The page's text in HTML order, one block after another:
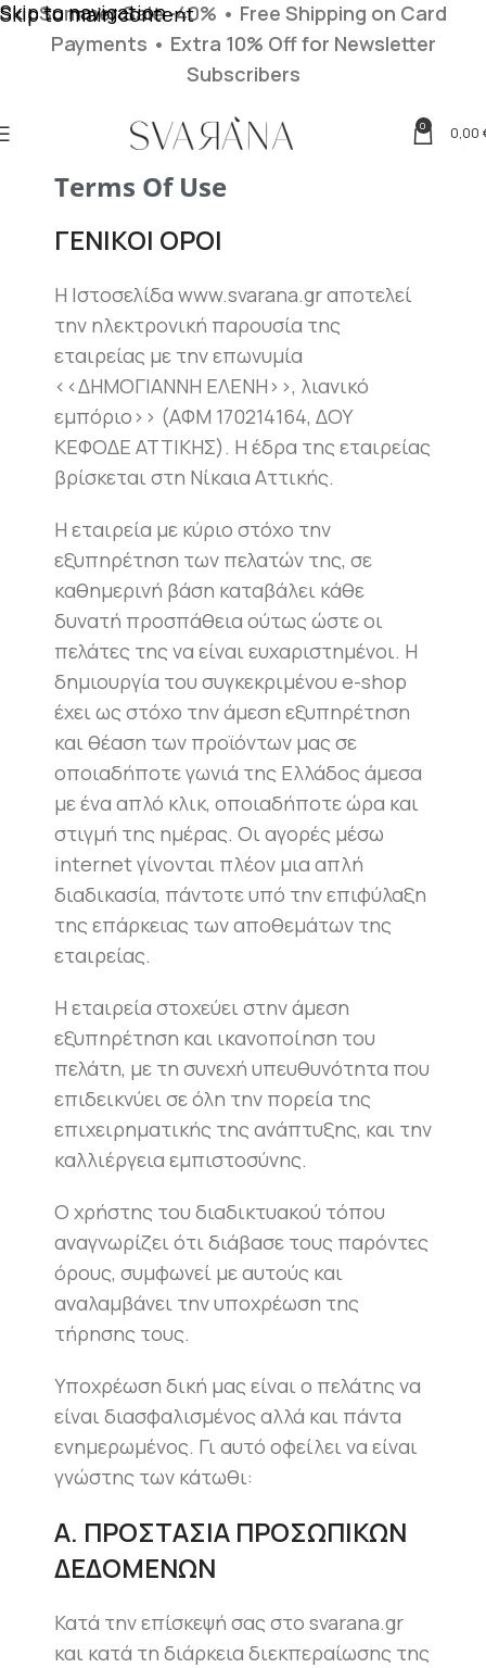
Skip to navigation
Skip to main content
0 0,00
Terms Of Use
ΓΕΝΙΚΟΙ ΟΡΟΙ
H Ιστοσελίδα www.svarana.gr αποτελεί
την ηλεκτρονική παρουσία της
εταιρείας με την επωνυμία
<<ΔΗΜΟΓΙΑΝΝΗ ΕΛΕΝΗ>>, λιανικό
εμπόριο>> (ΑΦΜ 170214164, ΔΟΥ
ΚΕΦΟΔΕ ΑΤΤΙΚΗΣ). Η έδρα της εταιρείας
βρίσκεται στη Νίκαια Αττικής.
Η εταιρεία με κύριο στόχο την
εξυπηρέτηση των πελατών της, σε
καθημερινή βάση καταβάλει κάθε
δυνατή προσπάθεια ούτως ώστε οι
πελάτες της να είναι ευχαριστημένοι. Η
δημιουργία του συγκεκριμένου e-shop
έχει ως στόχο την άμεση εξυπηρέτηση
και θέαση των προϊόντων μας σε
οποιαδήποτε γωνιά της Ελλάδος άμεσα
με ένα απλό κλικ, οποιαδήποτε ώρα και
στιγμή της ημέρας. Οι αγορές μέσω
internet γίνονται πλέον μια απλή
διαδικασία, πάντοτε υπό την επιφύλαξη
της επάρκειας των αποθεμάτων της
εταιρείας.
Η εταιρεία στοχεύει στην άμεση
εξυπηρέτηση και ικανοποίηση του
πελάτη, με τη συνεχή υπευθυνότητα που
επιδεικνύει σε όλη την πορεία της
επιχειρηματικής της ανάπτυξης, και την
καλλιέργεια εμπιστοσύνης.
Ο χρήστης του διαδικτυακού τόπου
αναγνωρίζει ότι διάβασε τους παρόντες
όρους, συμφωνεί με αυτούς και
αναλαμβάνει την υποχρέωση της
τήρησης τους.
Υποχρέωση δική μας είναι ο πελάτης να
είναι διασφαλισμένος αλλά και πάντα
ενημερωμένος. Γι αυτό οφείλει να είναι
γνώστης των κάτωθι:
Α. ΠΡΟΣΤΑΣΙΑ ΠΡΟΣΩΠΙΚΩΝ
ΔΕΔΟΜΕΝΩΝ
Κατά την επίσκεψή σας στο svarana.gr
και κατά τη διάρκεια διεκπεραίωσης της
Summer Sale -40% • Free Shipping on Card
Payments • Extra 10% Off for Newsletter
Subscribers